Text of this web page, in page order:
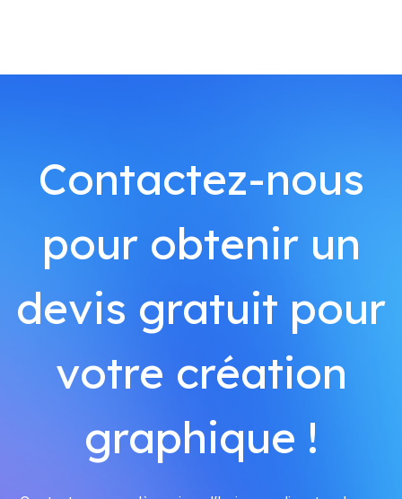
Contactez-nous
pour obtenir un
devis gratuit pour
votre création
graphique !